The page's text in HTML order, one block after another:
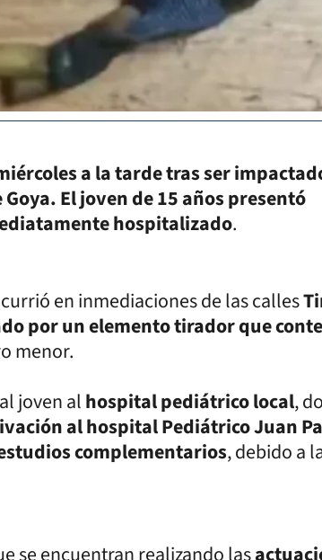
a la tarde tras ser
El joven de 15 años presentó
hospitalizado.
en inmediaciones de las calles
por un elemento tirador que
menor.
joven alhospital pediátrico local,
al hospital Pediátrico Juan
complementarios, debido a